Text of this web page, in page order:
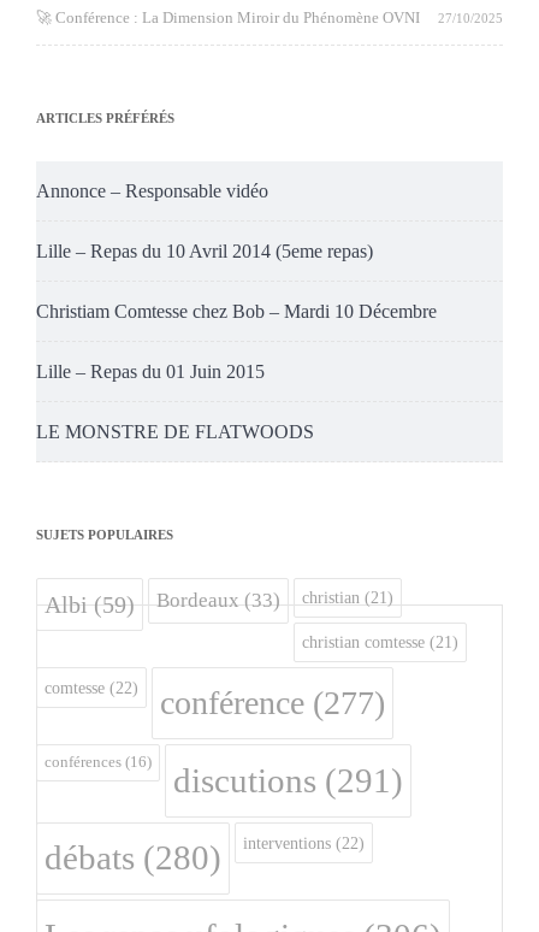
🚀 Conférence : La Dimension Miroir du Phénomène OVNI 27/10/2025
ARTICLES PRÉFÉRÉS
Annonce – Responsable vidéo
Lille – Repas du 10 Avril 2014 (5eme repas)
Christiam Comtesse chez Bob – Mardi 10 Décembre
Lille – Repas du 01 Juin 2015
LE MONSTRE DE FLATWOODS
SUJETS POPULAIRES
Albi(59) Bordeaux(33) christian (21)
christian comtesse (21)
comtesse (22) conférence (277)
conférences (16) discutions (291)
débats (280) interventions (22)